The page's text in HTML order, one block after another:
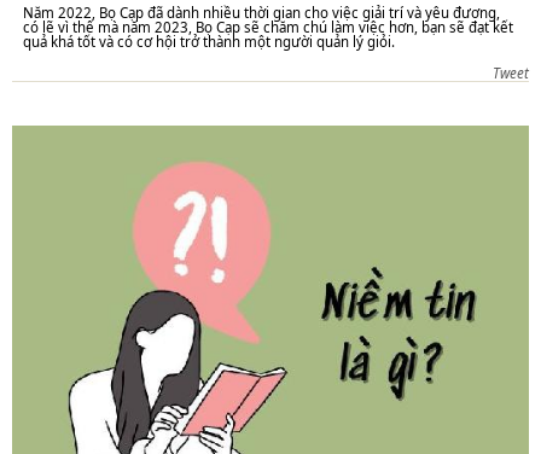
Năm 2022, Bọ Cạp đã dành nhiều thời gian cho việc giải trí và yêu đương,
có lẽ vì thế mà năm 2023, Bọ Cạp sẽ chăm chú làm việc hơn, bạn sẽ đạt kết
quả khá tốt và có cơ hội trở thành một người quản lý giỏi.
Tweet